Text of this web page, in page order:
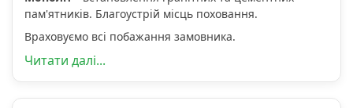
пам'ятників. Благоустрій місць поховання.
Враховуємо всі побажання замовника.
Читати далі...